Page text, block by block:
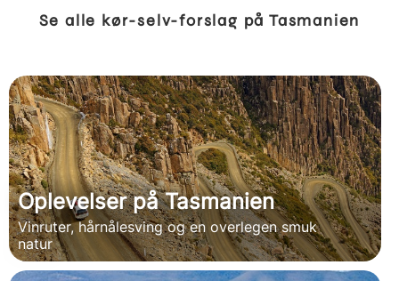
Se alle kør-selv-forslag på Tasmanien
Oplevelser på Tasmanien
Vinruter, hårnålesving og en overlegen smuk
natur